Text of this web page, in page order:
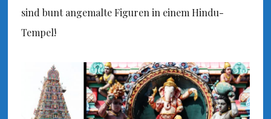
sind bunt angemalte Figuren in einem Hindu-
Tempel!